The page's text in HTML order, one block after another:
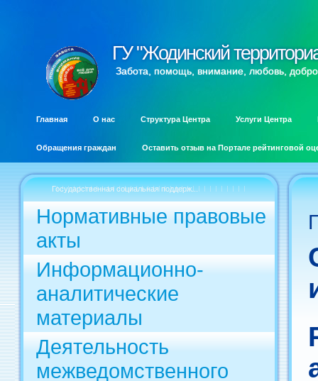
ГУ "Жодинский
ГУ "Жодинский
Забота, помощь, внимание, любовь, добро
Главная О нас Структура Центра Услуги Центра
Обращения граждан Оставить отзыв на Портале рейтинговой
Государственная социальная поддерж...
Нормативные правовые
акты
Информационно-
аналитические
материалы
Деятельность
межведомственного